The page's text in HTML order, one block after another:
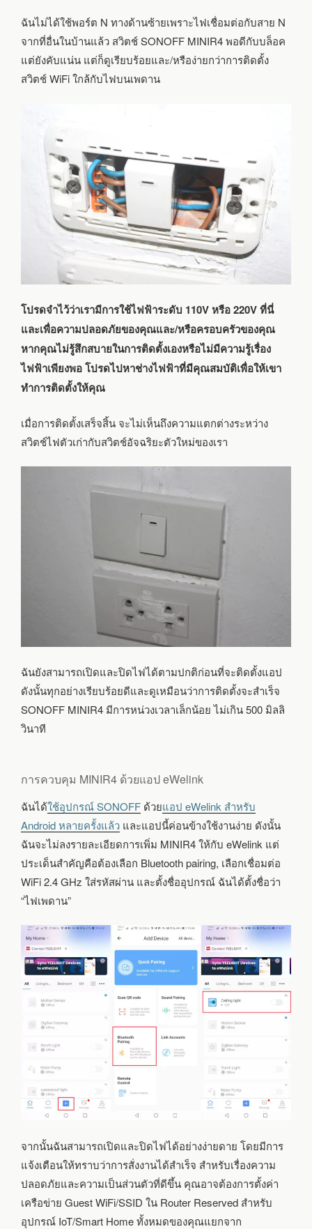
ฉันไม่ได้ใช้พอร์ต N ทางด้านซ้ายเพราะไฟเชื่อมต่อกับสาย N
จากที่อื่นในบ้านแล้ว สวิตช์ SONOFF MINIR4 พอดีกับบล็อค
แต่ยังคับแน่น แต่ก็ดูเรียบร้อยและ/หรือง่ายกว่าการติดตั้ง
สวิตช์ WiFi ใกล้กับไฟบนเพดาน
โปรดจำไว้ว่าเรามีการใช้ไฟฟ้าระดับ 110V หรือ 220V ที่นี่
และเพื่อความปลอดภัยของคุณและ/หรือครอบครัวของคุณ
หากคุณไม่รู้สึกสบายในการติดตั้งเองหรือไม่มีความรู้เรื่อง
ไฟฟ้าเพียงพอ โปรดไปหาช่างไฟฟ้าที่มีคุณสมบัติเพื่อให้เขา
ทำการติดตั้งให้คุณ
เมื่อการติดตั้งเสร็จสิ้น จะไม่เห็นถึงความแตกต่างระหว่าง
สวิตช์ไฟตัวเก่ากับสวิตช์อัจฉริยะตัวใหม่ของเรา
ฉันยังสามารถเปิดและปิดไฟได้ตามปกติก่อนที่จะติดตั้งแอป
ดังนั้นทุกอย่างเรียบร้อยดีและดูเหมือนว่าการติดตั้งจะสำเร็จ
SONOFF MINIR4 มีการหน่วงเวลาเล็กน้อย ไม่เกิน 500 มิลลิ
วินาที
การควบคุม MINIR4 ด้วยแอป eWelink
ฉันได้ใช้อุปกรณ์ SONOFF ด้วยแอป eWelink สำหรับ
Androidหลายครั้งแล้ว และแอปนี้ค่อนข้างใช้งานง่าย ดังนั้น
ฉันจะไม่ลงรายละเอียดการเพิ่ม MINIR4 ให้กับ eWelink แต่
ประเด็นสำคัญคือต้องเลือก Bluetooth pairing, เลือกเชื่อมต่อ
WiFi 2.4 GHz ใส่รหัสผ่าน และตั้งชื่ออุปกรณ์ ฉันได้ตั้งชื่อว่า
“ไฟเพดาน”
จากนั้นฉันสามารถเปิดและปิดไฟได้อย่างง่ายดาย โดยมีการ
แจ้งเตือนให้ทราบว่าการสั่งงานได้สำเร็จ สำหรับเรื่องความ
ปลอดภัยและความเป็นส่วนตัวที่ดีขึ้น คุณอาจต้องการตั้งค่า
เครือข่าย Guest WiFi/SSID ใน Router Reserved สำหรับ
อุปกรณ์ IoT/Smart Home ทั้งหมดของคุณแยกจาก